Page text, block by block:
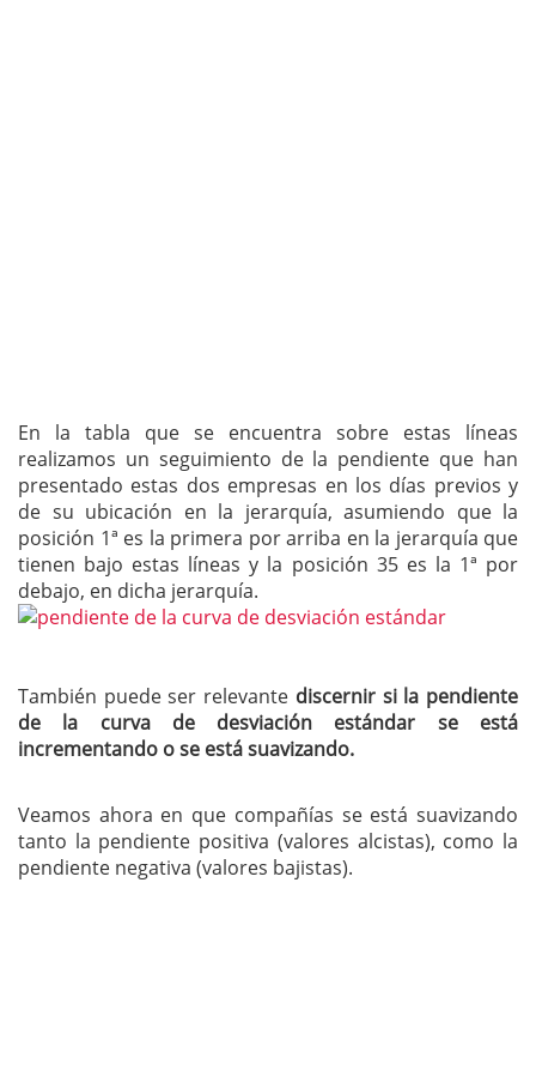
En la tabla que se encuentra sobre estas líneas
realizamos un seguimiento de la pendiente que han
presentado estas dos empresas en los días previos y
de su ubicación en la jerarquía, asumiendo que la
posición 1ª es la primera por arriba en la jerarquía que
tienen bajo estas líneas y la posición 35 es la 1ª por
debajo, en dicha jerarquía.
También puede ser relevante discernir si la pendiente
de la curva de desviación estándar se está
incrementando o se está suavizando.
Veamos ahora en que compañías se está suavizando
tanto la pendiente positiva (valores alcistas), como la
pendiente negativa (valores bajistas).